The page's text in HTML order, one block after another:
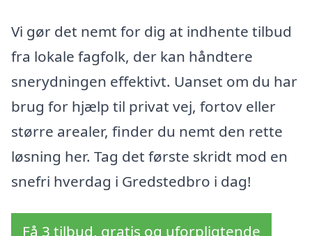
Vi gør det nemt for dig at indhente tilbud
fra lokale fagfolk, der kan håndtere
snerydningen effektivt. Uanset om du har
brug for hjælp til privat vej, fortov eller
større arealer, finder du nemt den rette
løsning her. Tag det første skridt mod en
snefri hverdag i Gredstedbro i dag!
Få 3 tilbud, gratis og uforpligtende